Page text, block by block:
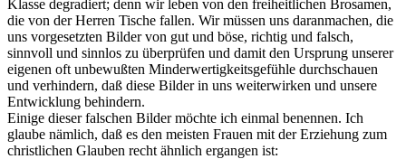
Klasse degradiert; denn wir leben von den freiheitlichen Brosamen,
die von der Herren Tische fallen. Wir müssen uns daranmachen, die
uns vorgesetzten Bilder von gut und böse, richtig und falsch,
sinnvoll und sinnlos zu überprüfen und damit den Ursprung unserer
eigenen oft unbewußten Minderwertigkeitsgefühle durchschauen
und verhindern, daß diese Bilder in uns weiterwirken und unsere
Entwicklung behindern.
Einige dieser falschen Bilder möchte ich einmal benennen. Ich
glaube nämlich, daß es den meisten Frauen mit der Erziehung zum
christlichen Glauben recht ähnlich ergangen ist: